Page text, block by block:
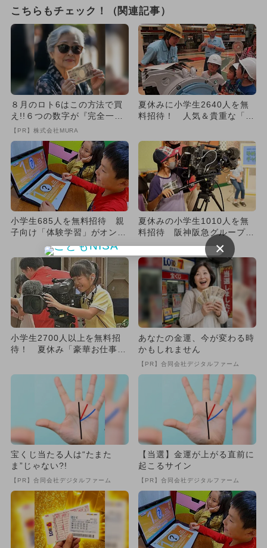
こちらもチェック！（関連記事）
８月のロト6はこの方法で買
え!!６つの数字が『完全一
致』する方法
【PR】株式会社MURA
夏休みに小学生2640人を無
料招待！ 人気＆貴重な「お
小学生685人を無料招待 親
子向け「体験学習」がオンラ
夏休みの小学生1010人を無
料招待 阪神阪急グループで
お仕事体験！
小学生2700人以上を無料招
待！ 夏休み「豪華お仕事体
あなたの金運、今が変わる時
かもしれません
【PR】合同会社デジタルファーム
宝くじ当たる人は“たまた
ま”じゃない?!
【PR】合同会社デジタルファーム
【当選】金運が上がる直前に
起こるサイン
【PR】合同会社デジタルファーム
×